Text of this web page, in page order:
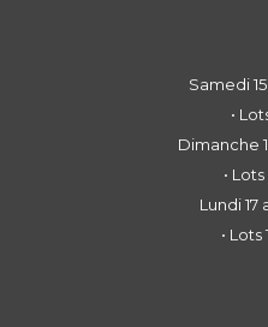
Samedi
•
Dimanche
•
Lundi 17
• Lots